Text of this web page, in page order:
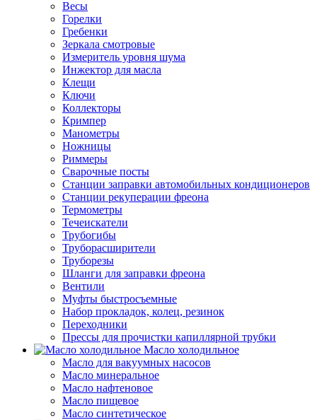
Весы
Горелки
Гребенки
Зеркала смотровые
Измеритель уровня шума
Инжектор для масла
Клещи
Ключи
Коллекторы
Кримпер
Манометры
Ножницы
Риммеры
Сварочные посты
Станции заправки автомобильных кондиционеров
Станции рекуперации фреона
Термометры
Течеискатели
Трубогибы
Труборасширители
Труборезы
Шланги для заправки фреона
Вентили
Муфты быстросъемные
Набор прокладок, колец, резинок
Переходники
Прессы для прочистки капиллярной трубки
Масло холодильное
Масло для вакуумных насосов
Масло минеральное
Масло нафтеновое
Масло пищевое
Масло синтетическое